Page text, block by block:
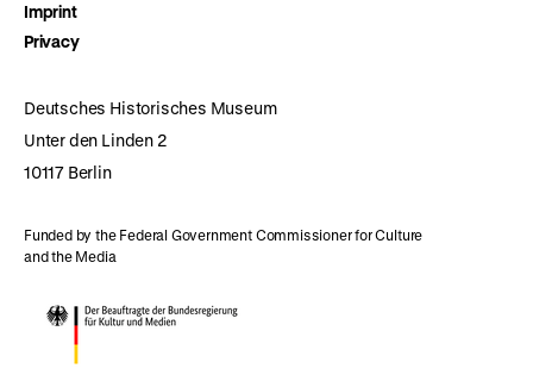
Imprint
Privacy
Deutsches Historisches Museum
Unter den Linden 2
10117 Berlin
Funded by the Federal Government Commissioner for Culture
and the Media